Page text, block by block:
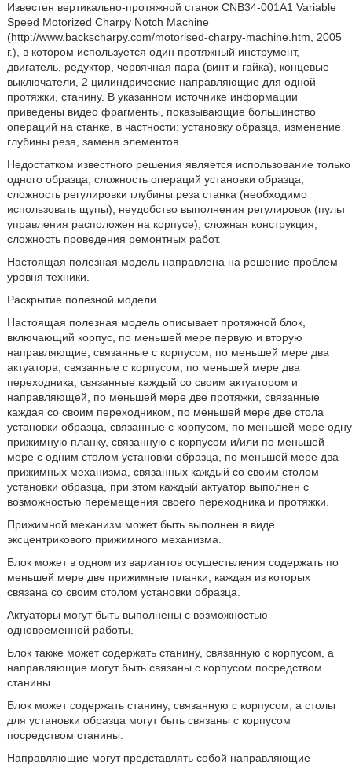
Известен вертикально-протяжной станок CNB34-001A1 Variable
Speed Motorized Charpy Notch Machine
(http://www.backscharpy.com/motorised-charpy-machine.htm, 2005
г.), в котором используется один протяжный инструмент,
двигатель, редуктор, червячная пара (винт и гайка), концевые
выключатели, 2 цилиндрические направляющие для одной
протяжки, станину. В указанном источнике информации
приведены видео фрагменты, показывающие большинство
операций на станке, в частности: установку образца, изменение
глубины реза, замена элементов.
Недостатком известного решения является использование только
одного образца, сложность операций установки образца,
сложность регулировки глубины реза станка (необходимо
использовать щупы), неудобство выполнения регулировок (пульт
управления расположен на корпусе), сложная конструкция,
сложность проведения ремонтных работ.
Настоящая полезная модель направлена на решение проблем
уровня техники.
Раскрытие полезной модели
Настоящая полезная модель описывает протяжной блок,
включающий корпус, по меньшей мере первую и вторую
направляющие, связанные с корпусом, по меньшей мере два
актуатора, связанные с корпусом, по меньшей мере два
переходника, связанные каждый со своим актуатором и
направляющей, по меньшей мере две протяжки, связанные
каждая со своим переходником, по меньшей мере две стола
установки образца, связанные с корпусом, по меньшей мере одну
прижимную планку, связанную с корпусом и/или по меньшей
мере с одним столом установки образца, по меньшей мере два
прижимных механизма, связанных каждый со своим столом
установки образца, при этом каждый актуатор выполнен с
возможностью перемещения своего переходника и протяжки.
Прижимной механизм может быть выполнен в виде
эксцентрикового прижимного механизма.
Блок может в одном из вариантов осуществления содержать по
меньшей мере две прижимные планки, каждая из которых
связана со своим столом установки образца.
Актуаторы могут быть выполнены с возможностью
одновременной работы.
Блок также может содержать станину, связанную с корпусом, а
направляющие могут быть связаны с корпусом посредством
станины.
Блок может содержать станину, связанную с корпусом, а столы
для установки образца могут быть связаны с корпусом
посредством станины.
Направляющие могут представлять собой направляющие